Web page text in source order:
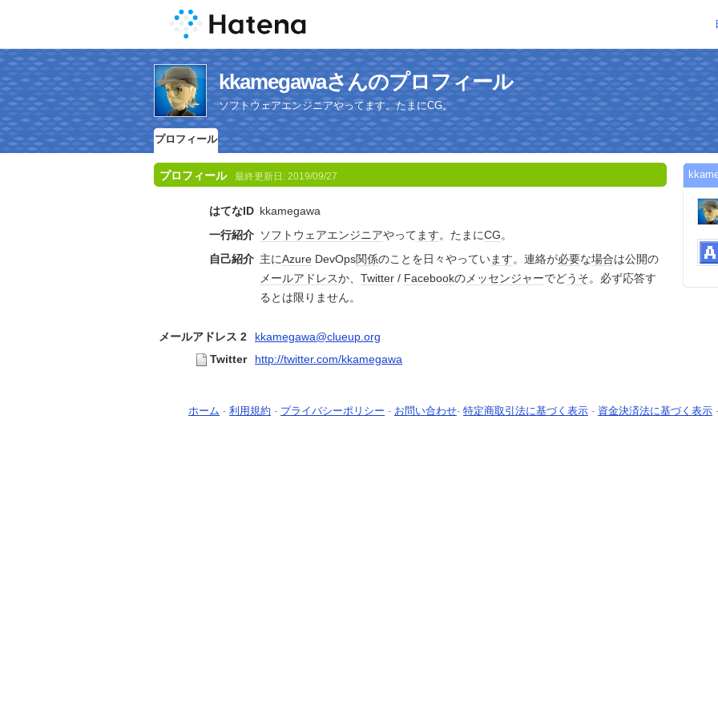
kkamegawaさんのプロフィール
ソフトウェアエンジニアやってます。たまにCG。
プロフィール
プロフィール 最終更新日: 2019/09/27
はてなID kkamegawa
一行紹介 ソフトウェアエンジニアやってます。たまにCG。
自己紹介 主にAzure DevOps関係のことを日々やっています。連絡が必要な場合は公開の
メールアドレスか、 Twitter / Facebookのメッセンジャーでどうそ。必ず応答す
るとは限りません。
メールアドレス 2
kkamegawa@clueup.org
Twitter
http://twitter.com/kkamegawa
ホーム - 利用規約 - プライバシーポリシー - お問い合わせ- 特定商取引法に基づく表示 - 資金決済法に基づく表示 -